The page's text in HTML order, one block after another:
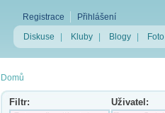
Registrace
Přihlášení
Diskuse
Kluby Blogy Foto
Domů
Filtr: Uživatel: